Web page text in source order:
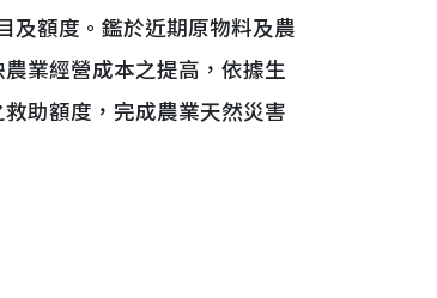
及額度。鑑於近期原物料及農
業經營成本之提高，依據生
助額度，完成農業天然災害